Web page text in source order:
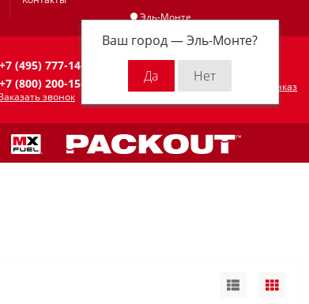
Эль-Монте
Ваш город —Эль-Монте?
Личный кабинет
+7 (495) 777-14-94
+7 (800) 200-15-94
звонок
Оформить заказ